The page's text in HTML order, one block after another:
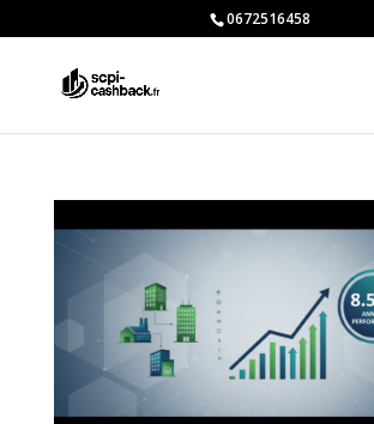
0672516458